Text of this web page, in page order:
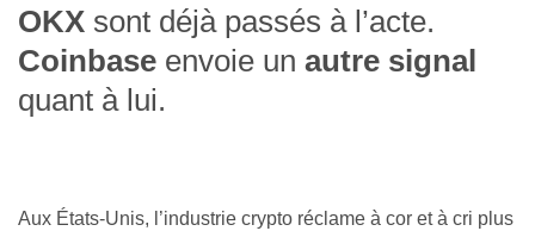
OKX sont déjà passés à l’acte.
Coinbase envoie un autre signal
quant à lui.
Aux États-Unis, l’industrie crypto réclame à cor et à cri plus